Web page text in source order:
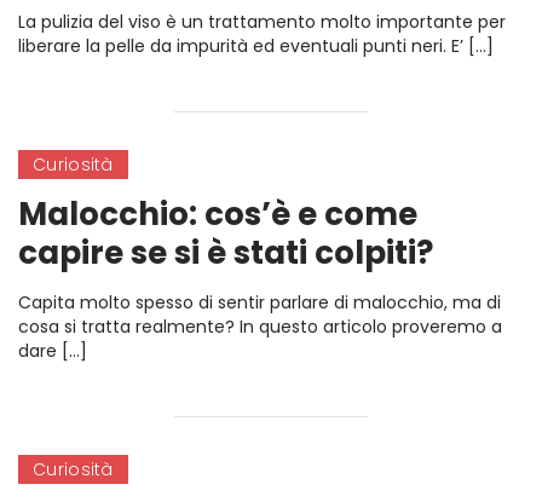
La pulizia del viso è un trattamento molto importante per
liberare la pelle da impurità ed eventuali punti neri. E’ […]
Curiosità
Malocchio: cos’è e come
capire se si è stati colpiti?
Capita molto spesso di sentir parlare di malocchio, ma di
cosa si tratta realmente? In questo articolo proveremo a
dare […]
Curiosità